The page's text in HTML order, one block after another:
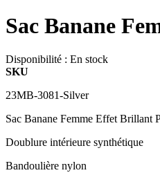
Sac Banane
Disponibilité : En stock
SKU
23MB-3081-Silver
Sac Banane Femme Effet Brillant
Doublure intérieure synthétique
Bandoulière nylon